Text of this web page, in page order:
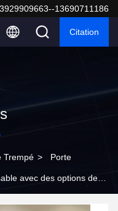
13690711186
Citation
Trempé > Porte
avec des options de